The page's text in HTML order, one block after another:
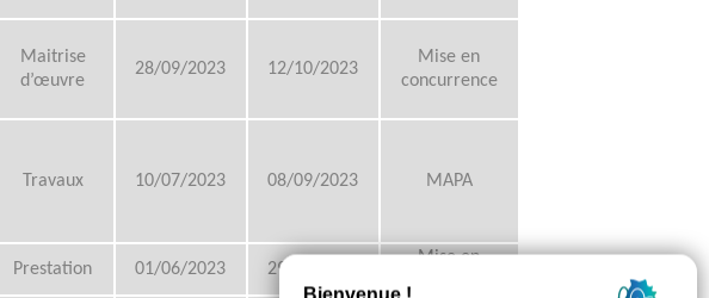
Maitrise
d’œuvre
28/09/2023 12/10/2023
Mise en
concurrence
Travaux 10/07/2023 08/09/2023 MAPA
Prestation 01/06/2023 29/06/2023
Mise en